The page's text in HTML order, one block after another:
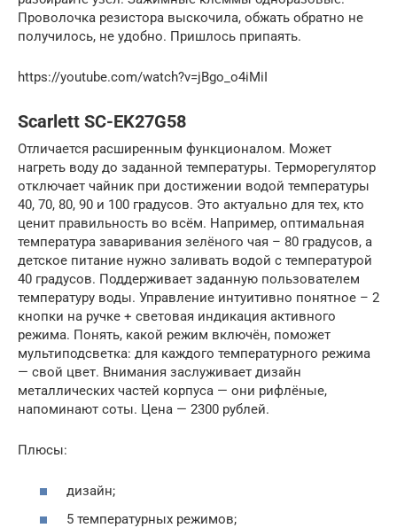
Проволочка резистора выскочила, обжать обратно не
получилось, не удобно. Пришлось припаять.
https://youtube.com/watch?v=jBgo_o4iMiI
Scarlett SC-EK27G58
Отличается расширенным функционалом. Может
нагреть воду до заданной температуры. Терморегулятор
отключает чайник при достижении водой температуры
40, 70, 80, 90 и 100 градусов. Это актуально для тех, кто
ценит правильность во всём. Например, оптимальная
температура заваривания зелёного чая – 80 градусов, а
детское питание нужно заливать водой с температурой
40 градусов. Поддерживает заданную пользователем
температуру воды. Управление интуитивно понятное – 2
кнопки на ручке + световая индикация активного
режима. Понять, какой режим включён, поможет
мультиподсветка: для каждого температурного режима
— свой цвет. Внимания заслуживает дизайн
металлических частей корпуса — они рифлёные,
напоминают соты. Цена — 2300 рублей.
Плюсы:
дизайн;
5 температурных режимов;